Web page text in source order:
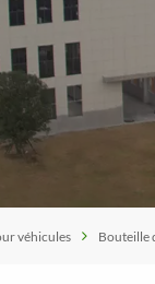
véhicules Bouteille